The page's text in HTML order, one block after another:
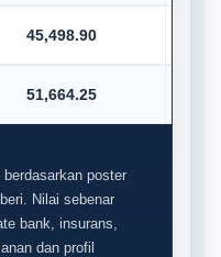
45,498.90
51,664.25
poster
Nilai sebenar
bank, insurans,
dan profil